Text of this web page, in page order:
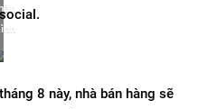
8 này, nhà bán hàng sẽ